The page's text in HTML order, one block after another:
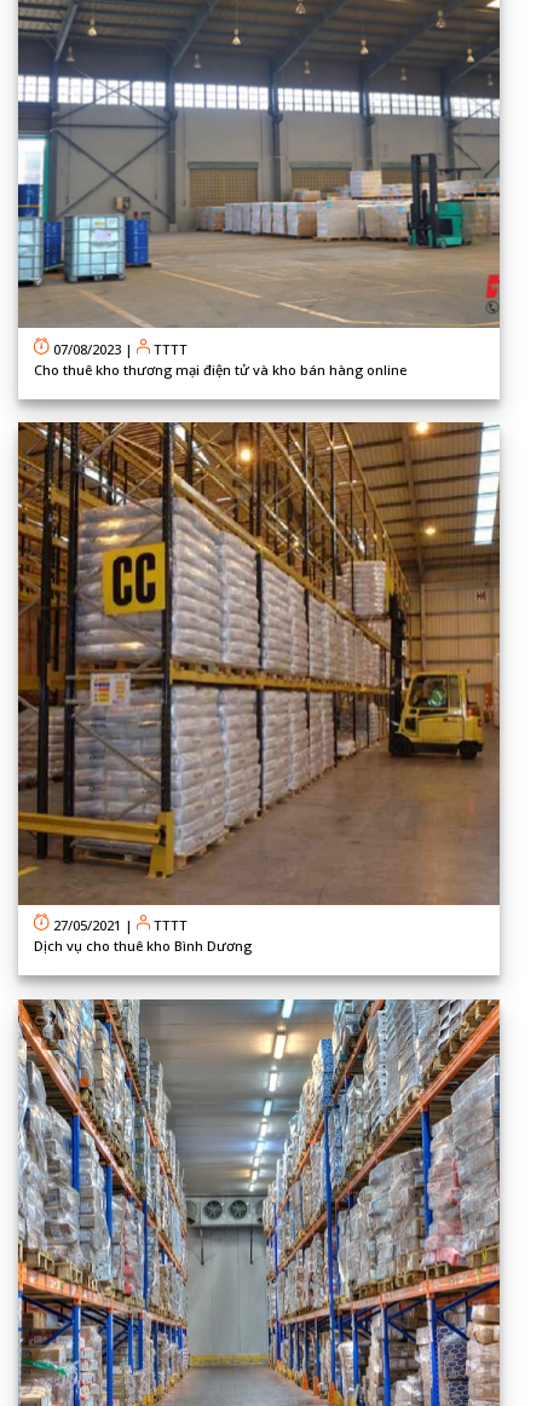
07/08/2023 |
TTTT
Cho thuê kho thương mại điện tử và kho bán hàng online
27/05/2021 |
TTTT
Dịch vụ cho thuê kho Bình Dương